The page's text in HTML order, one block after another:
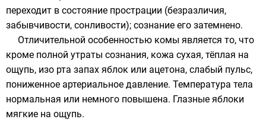
переходит в состояние прострации (безразличия,
забывчивости, сонливости); сознание его затемнено.
Отличительной особенностью комы является то, что
кроме полной утраты сознания, кожа сухая, тёплая на
ощупь, изо рта запах яблок или ацетона, слабый пульс,
пониженное артериальное давление. Температура тела
нормальная или немного повышена. Глазные яблоки
мягкие на ощупь.